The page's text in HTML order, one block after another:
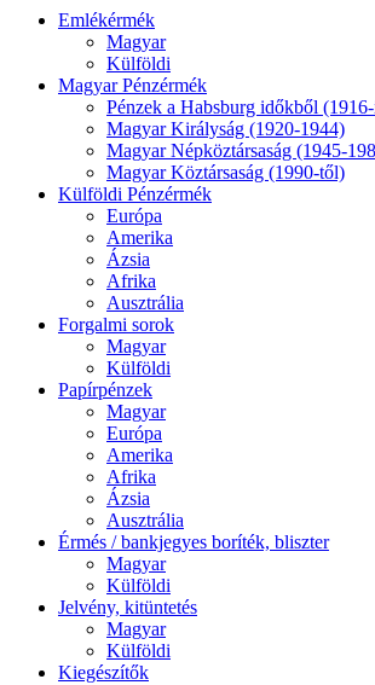
Emlékérmék
Magyar
Külföldi
Magyar Pénzérmék
Pénzek a Habsburg időkből
Magyar Királyság (1920-1944)
Magyar Népköztársaság (1945-
Magyar Köztársaság (1990-től)
Külföldi Pénzérmék
Európa
Amerika
Ázsia
Afrika
Ausztrália
Forgalmi sorok
Magyar
Külföldi
Papírpénzek
Magyar
Európa
Amerika
Afrika
Ázsia
Ausztrália
Érmés / bankjegyes boríték, bliszter
Magyar
Külföldi
Jelvény, kitüntetés
Magyar
Külföldi
Kiegészítők